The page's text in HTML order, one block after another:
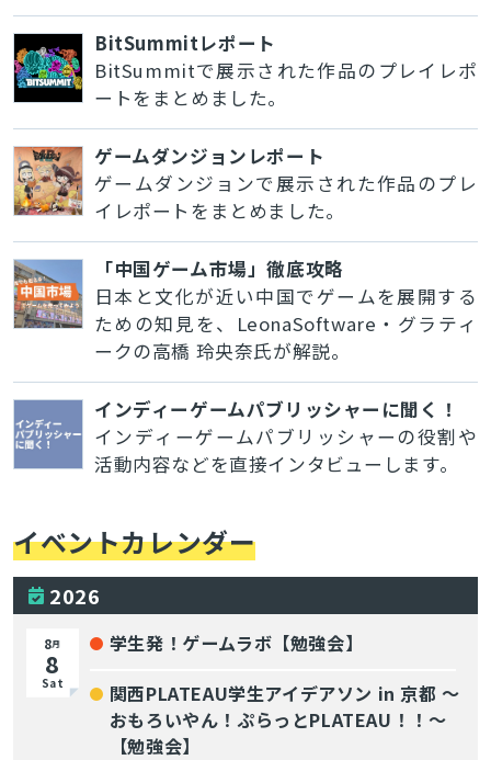
BitSummitレポート
BitSummitで展示された作品のプレイレポ
ートをまとめました。
ゲームダンジョンレポート
ゲームダンジョンで展示された作品のプレ
イレポートをまとめました。
「中国ゲーム市場」徹底攻略
日本と文化が近い中国でゲームを展開する
ための知見を、LeonaSoftware・グラティ
ークの高橋 玲央奈氏が解説。
インディーゲームパブリッシャーに聞く！
インディーゲームパブリッシャーの役割や
活動内容などを直接インタビューします。
イベントカレンダー
2026
8月
8
Sat
学生発！ゲームラボ【勉強会】
関西PLATEAU学生アイデアソン in 京都 〜
おもろいやん！ぷらっとPLATEAU！！〜
【勉強会】